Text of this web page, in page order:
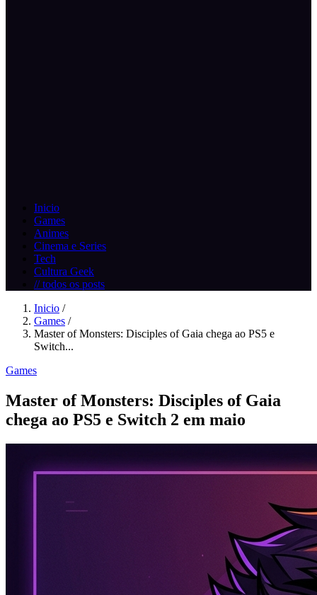
Inicio
Games
Animes
Cinema e Series
Tech
Cultura Geek
// todos os posts
Inicio /
Games /
Master of Monsters: Disciples of Gaia chega ao PS5 e
Switch...
Games
Master of Monsters: Disciples of Gaia
chega ao PS5 e Switch 2 em maio